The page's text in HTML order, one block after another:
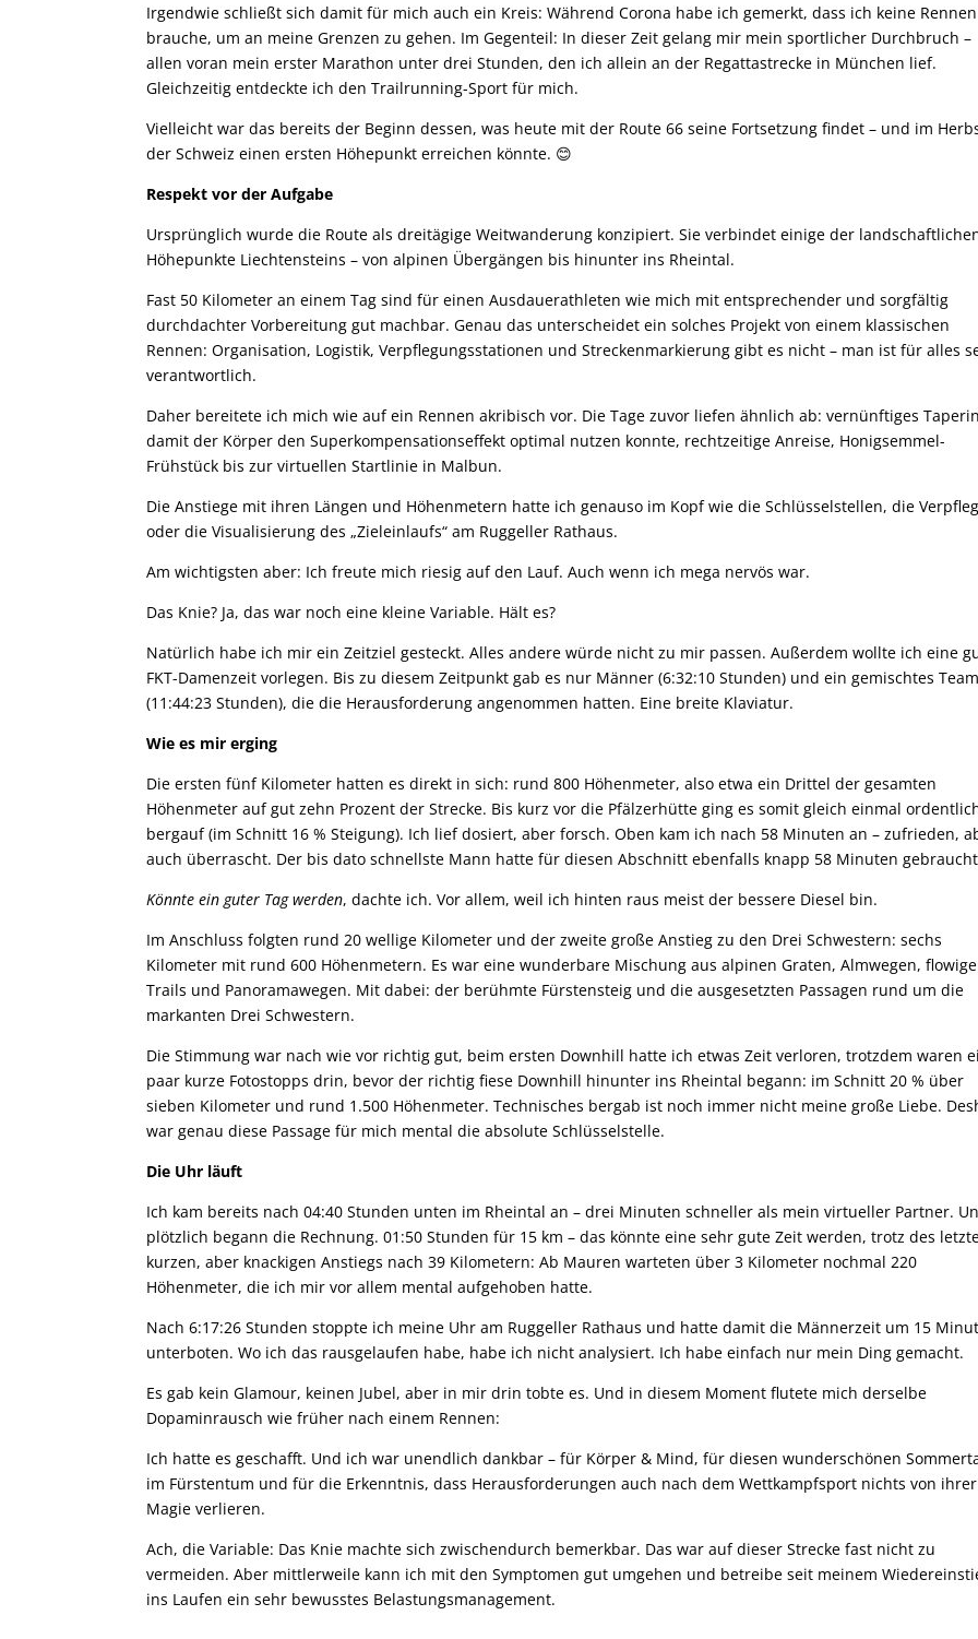
Irgendwie schließt sich damit für mich auch ein Kreis: Während Corona habe ich gemerkt, dass ich keine Rennen
brauche, um an meine Grenzen zu gehen. Im Gegenteil: In dieser Zeit gelang mir mein sportlicher Durchbruch –
allen voran mein erster Marathon unter drei Stunden, den ich allein an der Regattastrecke in München lief.
Gleichzeitig entdeckte ich den Trailrunning-Sport für mich.
Vielleicht war das bereits der Beginn dessen, was heute mit der Route 66 seine Fortsetzung findet – und im
der Schweiz einen ersten Höhepunkt erreichen könnte. 😊
Respekt vor der Aufgabe
Ursprünglich wurde die Route als dreitägige Weitwanderung konzipiert. Sie verbindet einige der
Höhepunkte Liechtensteins – von alpinen Übergängen bis hinunter ins Rheintal.
Fast 50 Kilometer an einem Tag sind für einen Ausdauerathleten wie mich mit entsprechender und sorgfältig
durchdachter Vorbereitung gut machbar. Genau das unterscheidet ein solches Projekt von einem klassischen
Rennen: Organisation, Logistik, Verpflegungsstationen und Streckenmarkierung gibt es nicht – man ist für alles
verantwortlich.
Daher bereitete ich mich wie auf ein Rennen akribisch vor. Die Tage zuvor liefen ähnlich ab: vernünftiges
damit der Körper den Superkompensationseffekt optimal nutzen konnte, rechtzeitige Anreise, Honigsemmel-
Frühstück bis zur virtuellen Startlinie in Malbun.
Die Anstiege mit ihren Längen und Höhenmetern hatte ich genauso im Kopf wie die Schlüsselstellen, die
oder die Visualisierung des „Zieleinlaufs“ am Ruggeller Rathaus.
Am wichtigsten aber: Ich freute mich riesig auf den Lauf. Auch wenn ich mega nervös war.
Das Knie? Ja, das war noch eine kleine Variable. Hält es?
Natürlich habe ich mir ein Zeitziel gesteckt. Alles andere würde nicht zu mir passen. Außerdem wollte ich eine
FKT-Damenzeit vorlegen. Bis zu diesem Zeitpunkt gab es nur Männer (6:32:10 Stunden) und ein gemischtes Team
(11:44:23 Stunden), die die Herausforderung angenommen hatten. Eine breite Klaviatur.
Wie es mir erging
Die ersten fünf Kilometer hatten es direkt in sich: rund 800 Höhenmeter, also etwa ein Drittel der gesamten
Höhenmeter auf gut zehn Prozent der Strecke. Bis kurz vor die Pfälzerhütte ging es somit gleich einmal
bergauf (im Schnitt 16 % Steigung). Ich lief dosiert, aber forsch. Oben kam ich nach 58 Minuten an – zufrieden,
auch überrascht. Der bis dato schnellste Mann hatte für diesen Abschnitt ebenfalls knapp 58 Minuten
Könnte ein guter Tag werden, dachte ich. Vor allem, weil ich hinten raus meist der bessere Diesel bin.
Im Anschluss folgten rund 20 wellige Kilometer und der zweite große Anstieg zu den Drei Schwestern: sechs
Kilometer mit rund 600 Höhenmetern. Es war eine wunderbare Mischung aus alpinen Graten, Almwegen,
Trails und Panoramawegen. Mit dabei: der berühmte Fürstensteig und die ausgesetzten Passagen rund um die
markanten Drei Schwestern.
Die Stimmung war nach wie vor richtig gut, beim ersten Downhill hatte ich etwas Zeit verloren, trotzdem waren
paar kurze Fotostopps drin, bevor der richtig fiese Downhill hinunter ins Rheintal begann: im Schnitt 20 % über
sieben Kilometer und rund 1.500 Höhenmeter. Technisches bergab ist noch immer nicht meine große Liebe.
war genau diese Passage für mich mental die absolute Schlüsselstelle.
Die Uhr läuft
Ich kam bereits nach 04:40 Stunden unten im Rheintal an – drei Minuten schneller als mein virtueller Partner.
plötzlich begann die Rechnung. 01:50 Stunden für 15 km – das könnte eine sehr gute Zeit werden, trotz des
kurzen, aber knackigen Anstiegs nach 39 Kilometern: Ab Mauren warteten über 3 Kilometer nochmal 220
Höhenmeter, die ich mir vor allem mental aufgehoben hatte.
Nach 6:17:26 Stunden stoppte ich meine Uhr am Ruggeller Rathaus und hatte damit die Männerzeit um 15
unterboten. Wo ich das rausgelaufen habe, habe ich nicht analysiert. Ich habe einfach nur mein Ding gemacht.
Es gab kein Glamour, keinen Jubel, aber in mir drin tobte es. Und in diesem Moment flutete mich derselbe
Dopaminrausch wie früher nach einem Rennen:
Ich hatte es geschafft. Und ich war unendlich dankbar – für Körper & Mind, für diesen wunderschönen
im Fürstentum und für die Erkenntnis, dass Herausforderungen auch nach dem Wettkampfsport nichts von ihrer
Magie verlieren.
Ach, die Variable: Das Knie machte sich zwischendurch bemerkbar. Das war auf dieser Strecke fast nicht zu
vermeiden. Aber mittlerweile kann ich mit den Symptomen gut umgehen und betreibe seit meinem
ins Laufen ein sehr bewusstes Belastungsmanagement.